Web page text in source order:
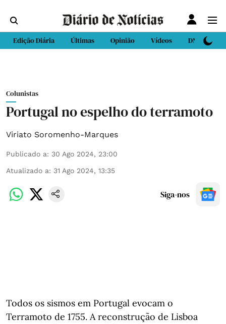
Edição Diária Últimas Opinião Vídeos DN Sport
Colunistas
Portugal no espelho do terramoto
Viriato Soromenho-Marques
Publicado a: 30 Ago 2024, 23:00
Atualizado a: 31 Ago 2024, 13:35
Siga-nos
Todos os sismos em Portugal evocam o
Terramoto de 1755. A reconstrução de Lisboa